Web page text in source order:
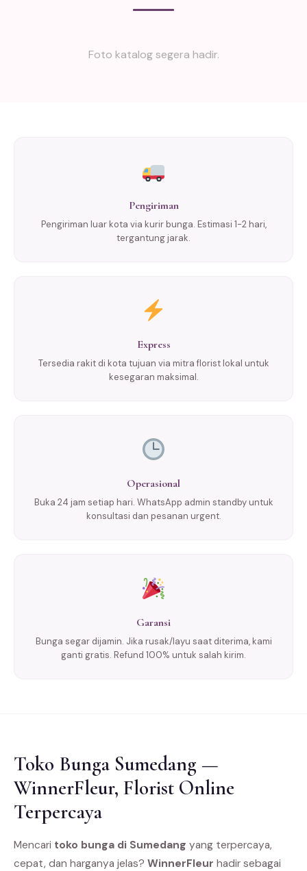
Foto katalog segera hadir.
Pengiriman
Pengiriman luar kota via kurir bunga. Estimasi 1-2 hari,
tergantung jarak.
Express
Tersedia rakit di kota tujuan via mitra florist lokal untuk
kesegaran maksimal.
Operasional
Buka 24 jam setiap hari. WhatsApp admin standby untuk
konsultasi dan pesanan urgent.
Garansi
Bunga segar dijamin. Jika rusak/layu saat diterima, kami
ganti gratis. Refund 100% untuk salah kirim.
Toko Bunga Sumedang —
WinnerFleur, Florist Online
Terpercaya
Mencari toko bunga di Sumedang yang terpercaya,
cepat, dan harganya jelas? WinnerFleur hadir sebagai